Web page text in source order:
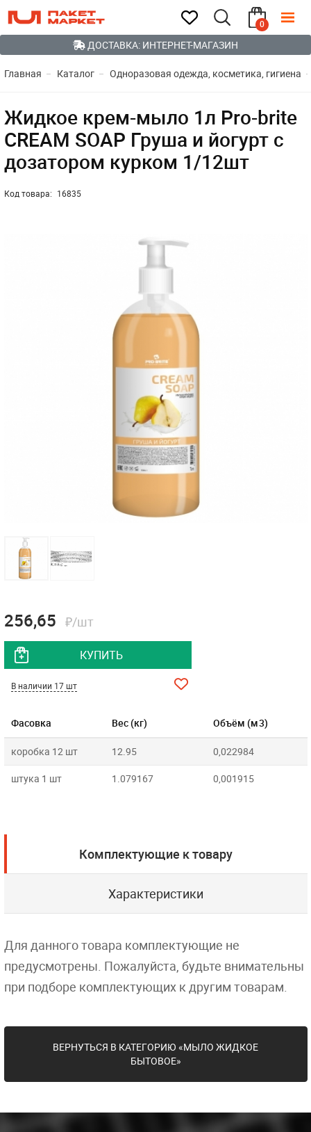
0
ДОСТАВКА: ИНТЕРНЕТ-МАГАЗИН
Главная Каталог Одноразовая одежда, косметика, гигиена
Жидкое крем-мыло 1л Pro-brite
CREАM SOAP Груша и йогурт с
дозатором курком 1/12шт
Код товара: 16835
Фасовка Вес (кг) Объём (м3)
коробка 12 шт 12.95 0,022984
штука 1 шт 1.079167 0,001915
256,65 ₽/шт
КУПИТЬ
В наличии 17 шт
Комплектующие к товару
Характеристики
Для данного товара комплектующие не
предусмотрены. Пожалуйста, будьте внимательны
при подборе комплектующих к другим товарам.
ВЕРНУТЬСЯ В КАТЕГОРИЮ «МЫЛО ЖИДКОЕ
БЫТОВОЕ»